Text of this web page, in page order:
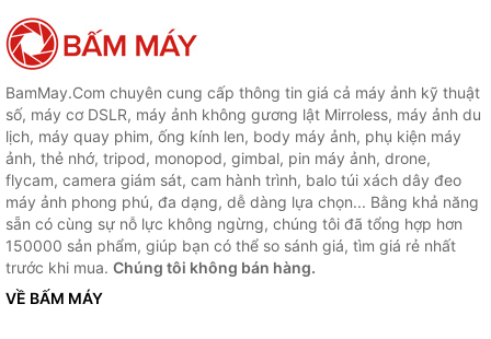
BamMay.Com chuyên cung cấp thông tin giá cả máy ảnh kỹ thuật
số, máy cơ DSLR, máy ảnh không gương lật Mirroless, máy ảnh du
lịch, máy quay phim, ống kính len, body máy ảnh, phụ kiện máy
ảnh, thẻ nhớ, tripod, monopod, gimbal, pin máy ảnh, drone,
flycam, camera giám sát, cam hành trình, balo túi xách dây đeo
máy ảnh phong phú, đa dạng, dễ dàng lựa chọn... Bằng khả năng
sẵn có cùng sự nỗ lực không ngừng, chúng tôi đã tổng hợp hơn
150000 sản phẩm, giúp bạn có thể so sánh giá, tìm giá rẻ nhất
trước khi mua. Chúng tôi không bán hàng.
VỀ BẤM MÁY